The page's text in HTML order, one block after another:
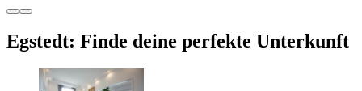
Egstedt: Finde deine perfekte Unterkunft